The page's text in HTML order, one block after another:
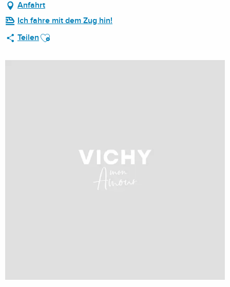
Anfahrt
Ich fahre mit dem Zug hin!
Teilen Ajouter aux favoris